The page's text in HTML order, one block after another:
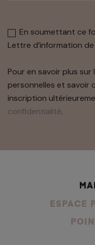
En soumettant ce
Lettre d’information de
Pour en savoir plus
personnelles et savoir
inscription
confidentialité.
ESPACE